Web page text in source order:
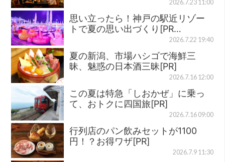
2026.7.23 11:00
思い立ったら！神戸の駅近リゾー
トで夏の思い出づくり[PR…
2026.7.22 19:40
夏の新潟、市場ハシゴで海鮮三
昧、魅惑の日本酒三昧[PR]
2026.7.16 12:00
この夏は特急「しおかぜ」に乗っ
て、おトクに四国旅[PR]
2026.7.16 09:00
行列店のパン飲みセットが1100
円！？お得ワザ[PR]
2026.7.9 11:30